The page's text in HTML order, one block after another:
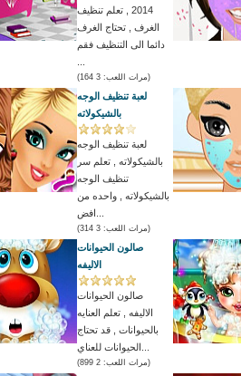
2014 , تعلم تنظيف
الغرف , تحتاج الغرف
دائما الى التنظيف فقم
(مرات اللعب: 3 164)
لعبة تنظيف الوجه
بالشيكولاته
لعبة تنظيف الوجه
بالشيكولاته , تعلم سر
تنظيف الوجه
بالشيكولاته , واحده من
(مرات اللعب: 3 314)
صالون الحيوانات
الاليفه
صالون الحيوانات
الاليفه , تعلم العنايه
بالحيوانات , قد تحتاج
(مرات اللعب: 2 899)